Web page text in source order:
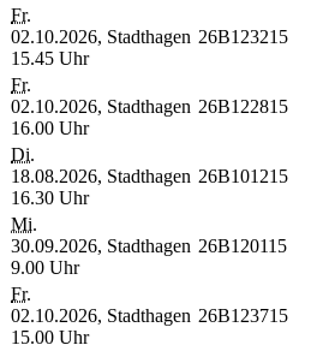
Fr.
02.10.2026,
15.45 Uhr
Stadthagen 26B123215
Fr.
02.10.2026,
16.00 Uhr
Stadthagen 26B122815
Di.
18.08.2026,
16.30 Uhr
Stadthagen 26B101215
Mi.
30.09.2026,
9.00 Uhr
Stadthagen 26B120115
Fr.
02.10.2026,
15.00 Uhr
Stadthagen 26B123715